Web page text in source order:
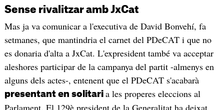
Sense rivalitzar amb JxCat
Mas ja va comunicar a l'executiva de David Bonvehí, fa
setmanes, que mantindria el carnet del PDeCAT i que no
es donaria d'alta a JxCat. L'expresident també va acceptar
aleshores participar de la campanya del partit -almenys en
alguns dels actes-, entenent que el PDeCAT s'acabarà
presentant en solitari a les properes eleccions al
Parlament. El 129è president de la Generalitat ha deixat